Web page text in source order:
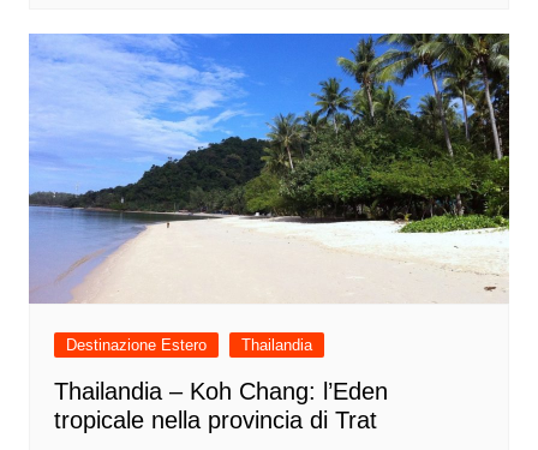
Destinazione Estero Thailandia
Thailandia – Koh Chang: l’Eden
tropicale nella provincia di Trat